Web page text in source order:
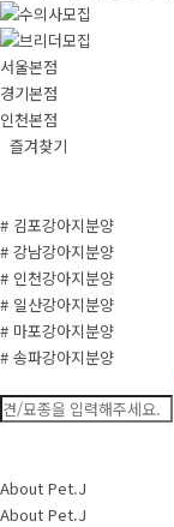
서울본점
경기본점
인천본점
즐겨찾기
# 김포강아지분양
# 강남강아지분양
# 인천강아지분양
# 일산강아지분양
# 마포강아지분양
# 송파강아지분양
About Pet.J
About Pet.J